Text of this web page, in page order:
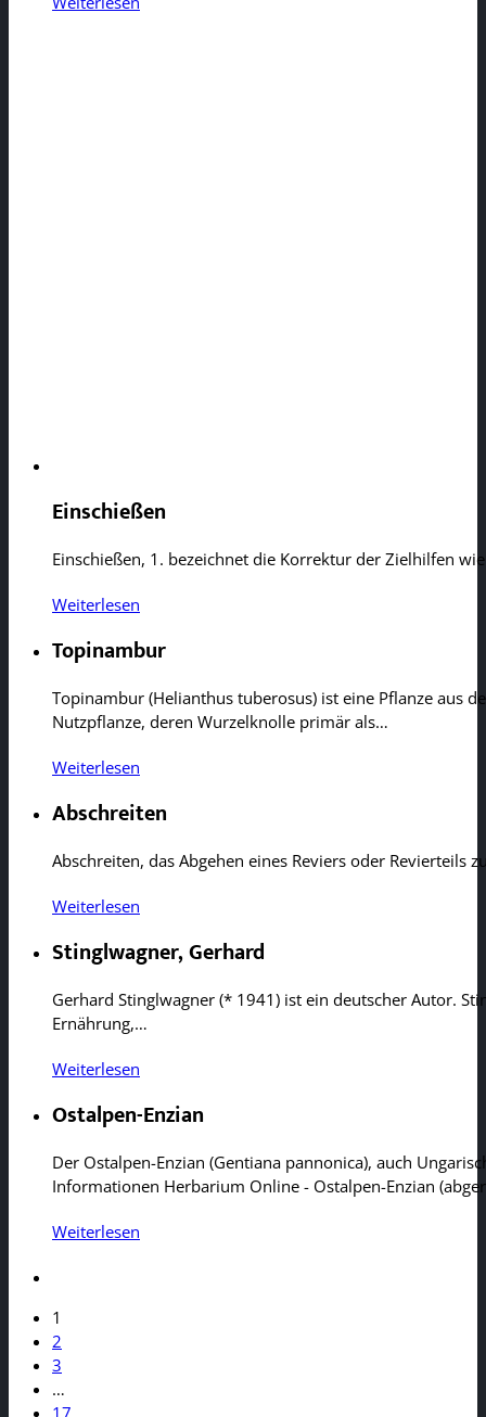
Einschießen
Einschießen, 1. bezeichnet die Korrektur der Zielhilfen
Weiterlesen
Topinambur
Topinambur (Helianthus tuberosus) ist eine Pflanze aus
Nutzpflanze, deren Wurzelknolle primär als…
Weiterlesen
Abschreiten
Abschreiten, das Abgehen eines Reviers oder Revierteils
Weiterlesen
Stinglwagner, Gerhard
Gerhard Stinglwagner (* 1941) ist ein deutscher Autor.
Ernährung,…
Weiterlesen
Ostalpen-Enzian
Der Ostalpen-Enzian (Gentiana pannonica), auch
Informationen Herbarium Online - Ostalpen-Enzian
Weiterlesen
1
2
3
…
17